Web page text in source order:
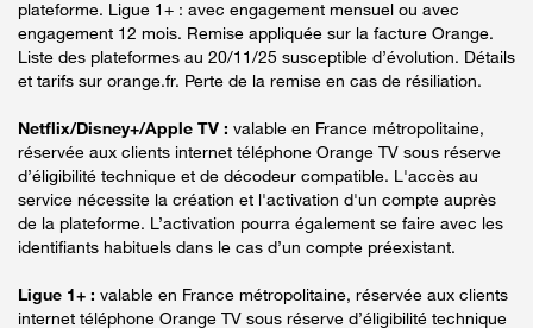
plateforme. Ligue 1+ : avec engagement mensuel ou avec
engagement 12 mois. Remise appliquée sur la facture Orange.
Liste des plateformes au 20/11/25 susceptible d’évolution. Détails
et tarifs sur orange.fr. Perte de la remise en cas de résiliation.
Netflix/Disney+/Apple TV : valable en France métropolitaine,
réservée aux clients internet téléphone Orange TV sous réserve
d’éligibilité technique et de décodeur compatible. L'accès au
service nécessite la création et l'activation d'un compte auprès
de la plateforme. L’activation pourra également se faire avec les
identifiants habituels dans le cas d’un compte préexistant.
Ligue 1+ : valable en France métropolitaine, réservée aux clients
internet téléphone Orange TV sous réserve d’éligibilité technique